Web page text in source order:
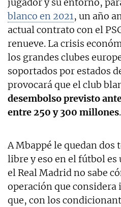
jugador y su entorno,
blanco en 2021, un año
actual contrato con el
renueve. La crisis
los grandes clubes
soportados por estados
provocará que el club
desembolso previsto
entre 250 y 300 millones.
A Mbappé le quedan dos
libre y eso en el fútbol
el Real Madrid no sabe
operación que
que, con los